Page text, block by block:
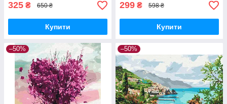
325 ₴ 650 ₴
Купити
299 ₴ 598 ₴
Купити
–50% –50%